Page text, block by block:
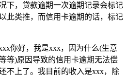
下，贷款逾期一次逾期记录会标记
此类推，而信用卡逾期的话，标记
你好，我是xxx，因为什么(生意
等)原因导致的信用卡逾期无法偿
不上了。我目前的收入是xxx，除